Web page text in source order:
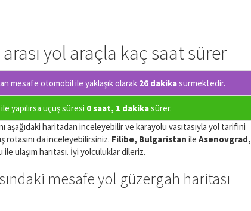
yol araçla kaç saat sürer
mesafe otomobil ile yaklaşık olarak 26 dakikasürmektedir.
yapılırsa uçuş süresi 0 saat, 1 dakikasürer.
aşağıdaki haritadan inceleyebilir ve karayolu vasıtasıyla yol tarifini
rotasını da inceleyebilirsiniz. Filibe, Bulgaristan ile Asenovgrad,
ulaşım harıtası. İyi yolculuklar dileriz.
mesafe yol güzergah haritası